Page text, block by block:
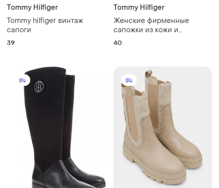
Tommy Hilfiger
Tommy hilfiger винтаж
сапоги
39
Tommy Hilfiger
Женские фирменные
сапожки из кожи и
замши,демсезон
40